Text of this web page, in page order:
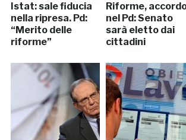
Istat: sale fiducia
nella ripresa. Pd:
“Merito delle
riforme”
Riforme,
nel Pd: Senato
sarà eletto dai
cittadini